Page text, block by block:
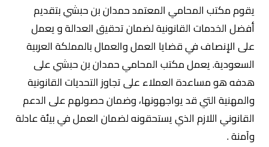
يقوم مكتب المحامي المعتمد حمدان بن حبشي بتقديم
أفضل الخدمات القانونية لضمان تحقيق العدالة و يعمل
على الإنصاف في قضايا العمل والعمال بالمملكة العربية
السعودية. يعمل مكتب المحامي حمدان بن حبشي على
هدفه هو مساعدة العملاء على تجاوز التحديات القانونية
والمهنية التي قد يواجهونها، وضمان حصولهم على الدعم
القانوني اللازم الذي يستحقونه لضمان العمل في بيئة عادلة
وآمنة .